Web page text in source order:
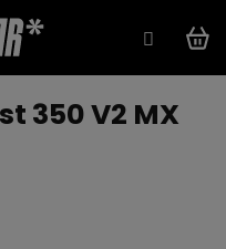
350 V2 MX